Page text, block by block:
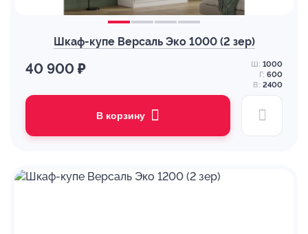
Шкаф-купе Версаль Эко 1000 (2 зер)
40 900 ₽ Ш: 1000
Г: 600
В: 2400
В корзину